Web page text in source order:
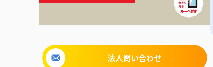
法人問い合わせ